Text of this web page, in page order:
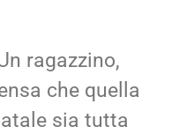
ragazzino,
che quella
sia tutta